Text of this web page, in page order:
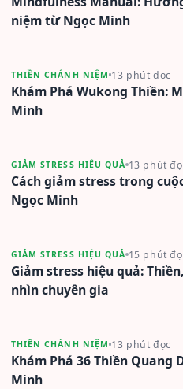
niệm từ Ngọc Minh
THIỀN CHÁNH NIỆM 13 phút đọc
Khám Phá Wukong Thiền:
Minh
GIẢM STRESS HIỆU QUẢ 13 phút
Cách giảm stress trong
Ngọc Minh
GIẢM STRESS HIỆU QUẢ 15 phút
Giảm stress hiệu quả:
nhìn chuyên gia
THIỀN CHÁNH NIỆM 13 phút đọc
Khám Phá 36 Thiền Quang
Minh